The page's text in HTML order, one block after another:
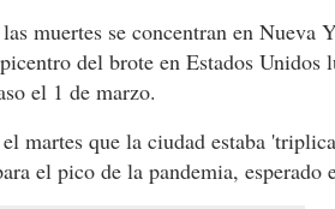
muertes se concentran en Nueva
del brote en Estados Unidos
el 1 de marzo.
martes que la ciudad estaba
el pico de la pandemia, esperado